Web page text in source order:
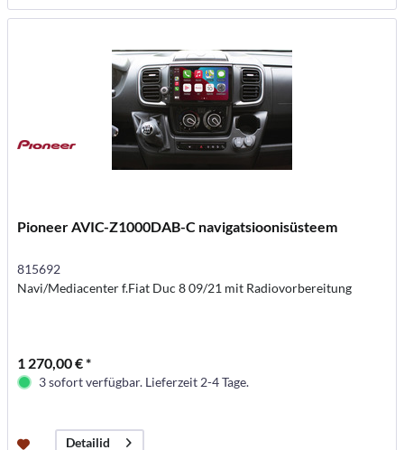
Pioneer AVIC-Z1000DAB-C navigatsioonisüsteem
815692
Navi/Mediacenter f.Fiat Duc 8 09/21 mit Radiovorbereitung
1 270,00 € *
3 sofort verfügbar. Lieferzeit 2-4 Tage.
Detailid